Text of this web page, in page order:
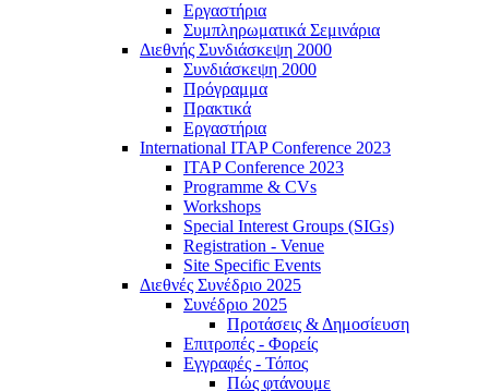
Εργαστήρια
Συμπληρωματικά Σεμινάρια
Διεθνής Συνδιάσκεψη 2000
Συνδιάσκεψη 2000
Πρόγραμμα
Πρακτικά
Εργαστήρια
International ITAP Conference 2023
ITAP Conference 2023
Programme & CVs
Workshops
Special Interest Groups (SIGs)
Registration - Venue
Site Specific Events
Διεθνές Συνέδριο 2025
Συνέδριο 2025
Προτάσεις & Δημοσίευση
Επιτροπές - Φορείς
Εγγραφές - Τόπος
Πώς φτάνουμε